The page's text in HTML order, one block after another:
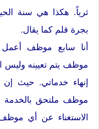
ثرياً. هكذا هي سنة
بجرة قلم كما يقال.
أنا سابع موظف أعمل
موظف يتم تعيينه وليس
إنهاء خدماتي. حيث
موظف ملتحق
الاستغناء عن أي